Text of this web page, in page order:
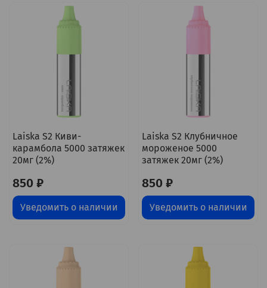
Laiska S2 Киви-
карамбола 5000 затяжек
20мг (2%)
850 ₽
Уведомить о наличии
Laiska S2 Клубничное
мороженое 5000
затяжек 20мг (2%)
850 ₽
Уведомить о наличии